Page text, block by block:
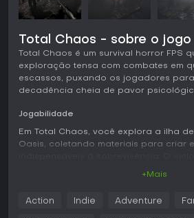
Total Chaos - sobre o jogo
Total Chaos é um survival horror FPS
exploração tensa com combates em
escassos, puxando os jogadores
decadência cheia de pavor
Jogabilidade
Em Total Chaos, você explora a ilha
Oasis, coletando materiais para criar
estratégicas devido aos seus
+Mais
Action Indie Adventure